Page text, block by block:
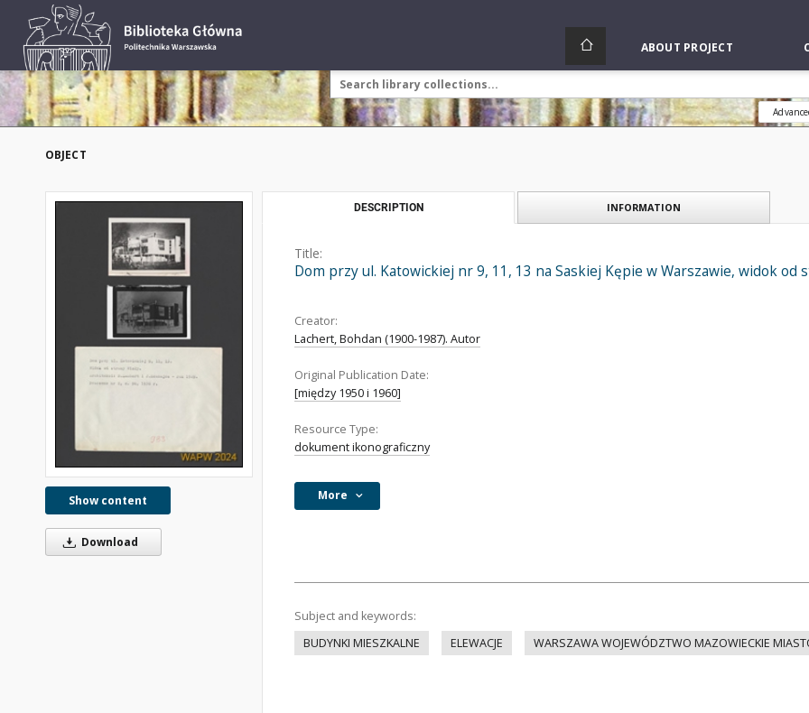
ABOUT PROJECT
OBJECT
Show content
Download
DESCRIPTION INFORMATION
Title:
Dom przy ul. Katowickiej nr 9, 11, 13 na Saskiej Kępie w Warszawie, widok od
Creator:
Lachert, Bohdan (1900-1987). Autor
Original Publication Date:
[między 1950 i 1960]
Resource Type:
dokument ikonograficzny
More
Subject and keywords:
BUDYNKI MIESZKALNE
ELEWACJE WARSZAWA WOJEWÓDZTWO MAZOWIECKIE